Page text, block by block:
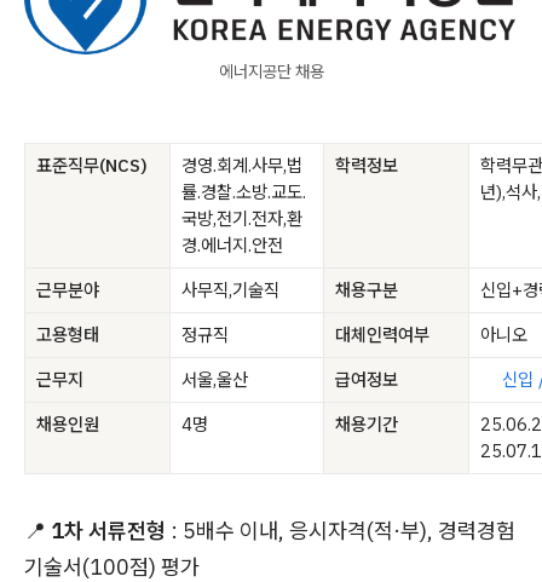
에너지공단 채용
표준직무(NCS)
경영.회계.사무,법
률.경찰.소방.교도.
국방,전기.전자,환
경.에너지.안전
학력정보
학력무
년),석사
근무분야 사무직,기술직 채용구분
신입+
고용형태
정규직 대체인력여부
아니오
근무지
서울,울산 급여정보
신입
채용인원
4명 채용기간
📍 1차 서류전형 : 5배수 이내, 응시자격(적·부), 경력경험
기술서(100점) 평가